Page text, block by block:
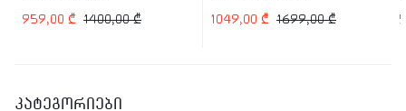
1400,00₾
959,00 ₾ 1699,00₾
1049,00 ₾
კატეგორიები